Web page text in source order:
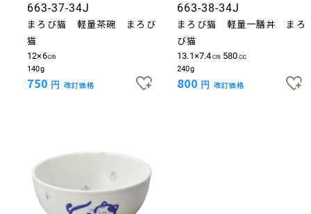
663-37-34J
まろび猫 軽量茶碗 まろび
猫
12×6㎝
140g
750 円 改訂価格
663-38-34J
まろび猫 軽量一膳丼 まろ
び猫
13.1×7.4㎝ 580㏄
240g
800 円 改訂価格